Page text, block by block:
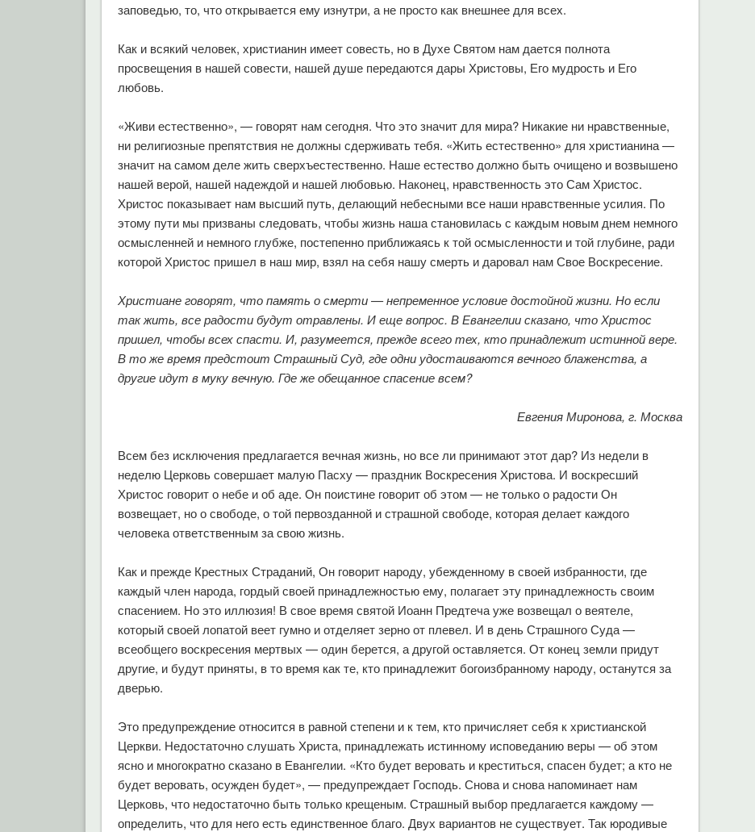
заповедью, то, что открывается ему изнутри, а не просто как внешнее для всех.
Как и всякий человек, христианин имеет совесть, но в Духе Святом нам дается полнота
просвещения в нашей совести, нашей душе передаются дары Христовы, Его мудрость и Его
любовь.
«Живи естественно», — говорят нам сегодня. Что это значит для мира? Никакие ни нравственные,
ни религиозные препятствия не должны сдерживать тебя. «Жить естественно» для христианина —
значит на самом деле жить сверхъестественно. Наше естество должно быть очищено и возвышено
нашей верой, нашей надеждой и нашей любовью. Наконец, нравственность это Сам Христос.
Христос показывает нам высший путь, делающий небесными все наши нравственные усилия. По
этому пути мы призваны следовать, чтобы жизнь наша становилась с каждым новым днем немного
осмысленней и немного глубже, постепенно приближаясь к той осмысленности и той глубине, ради
которой Христос пришел в наш мир, взял на себя нашу смерть и даровал нам Свое Воскресение.
Христиане говорят, что память о смерти — непременное условие достойной жизни. Но если
так жить, все радости будут отравлены. И еще вопрос. В Евангелии сказано, что Христос
пришел, чтобы всех спасти. И, разумеется, прежде всего тех, кто принадлежит истинной вере.
В то же время предстоит Страшный Суд, где одни удостаиваются вечного блаженства, а
другие идут в муку вечную. Где же обещанное спасение всем?
Евгения Миронова, г. Москва
Всем без исключения предлагается вечная жизнь, но все ли принимают этот дар? Из недели в
неделю Церковь совершает малую Пасху — праздник Воскресения Христова. И воскресший
Христос говорит о небе и об аде. Он поистине говорит об этом — не только о радости Он
возвещает, но о свободе, о той первозданной и страшной свободе, которая делает каждого
человека ответственным за свою жизнь.
Как и прежде Крестных Страданий, Он говорит народу, убежденному в своей избранности, где
каждый член народа, гордый своей принадлежностью ему, полагает эту принадлежность своим
спасением. Но это иллюзия! В свое время святой Иоанн Предтеча уже возвещал о веятеле,
который своей лопатой веет гумно и отделяет зерно от плевел. И в день Страшного Суда —
всеобщего воскресения мертвых — один берется, а другой оставляется. От конец земли придут
другие, и будут приняты, в то время как те, кто принадлежит богоизбранному народу, останутся за
дверью.
Это предупреждение относится в равной степени и к тем, кто причисляет себя к христианской
Церкви. Недостаточно слушать Христа, принадлежать истинному исповеданию веры — об этом
ясно и многократно сказано в Евангелии. «Кто будет веровать и креститься, спасен будет; а кто не
будет веровать, осужден будет», — предупреждает Господь. Снова и снова напоминает нам
Церковь, что недостаточно быть только крещеным. Страшный выбор предлагается каждому —
определить, что для него есть единственное благо. Двух вариантов не существует. Так юродивые